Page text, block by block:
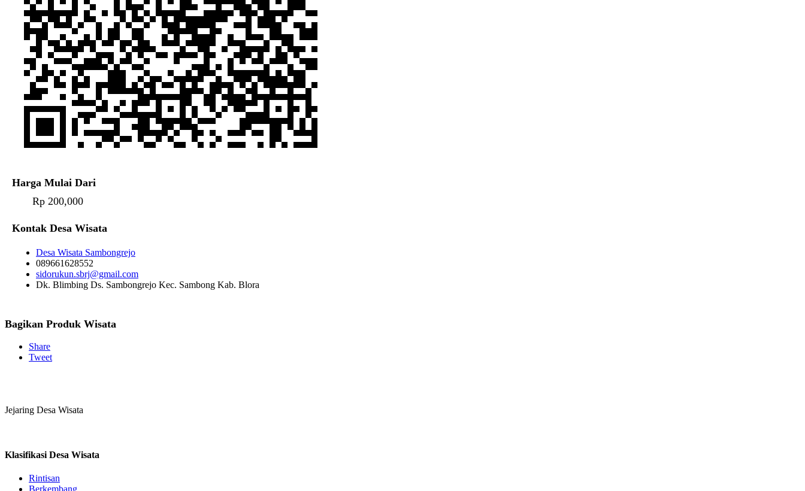
Harga Mulai Dari
Rp 200,000
Kontak Desa Wisata
Desa Wisata Sambongrejo
089661628552
sidorukun.sbrj@gmail.com
Dk. Blimbing Ds. Sambongrejo Kec. Sambong Kab. Blora
Bagikan Produk Wisata
Share
Tweet
Jejaring Desa Wisata
Klasifikasi Desa Wisata
Rintisan